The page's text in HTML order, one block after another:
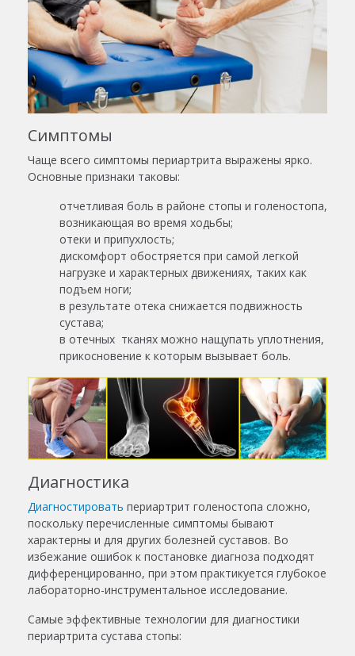
Симптомы
Чаще всего симптомы периартрита выражены ярко.
Основные признаки таковы:
отчетливая боль в районе стопы и голеностопа,
возникающая во время ходьбы;
отеки и припухлость;
дискомфорт обостряется при самой легкой
нагрузке и характерных движениях, таких как
подъем ноги;
в результате отека снижается подвижность
сустава;
в отечных тканях можно нащупать уплотнения,
прикосновение к которым вызывает боль.
Диагностика
Диагностировать периартрит голеностопа сложно,
поскольку перечисленные симптомы бывают
характерны и для других болезней суставов. Во
избежание ошибок к постановке диагноза подходят
дифференцированно, при этом практикуется глубокое
лабораторно-инструментальное исследование.
Самые эффективные технологии для диагностики
периартрита сустава стопы: